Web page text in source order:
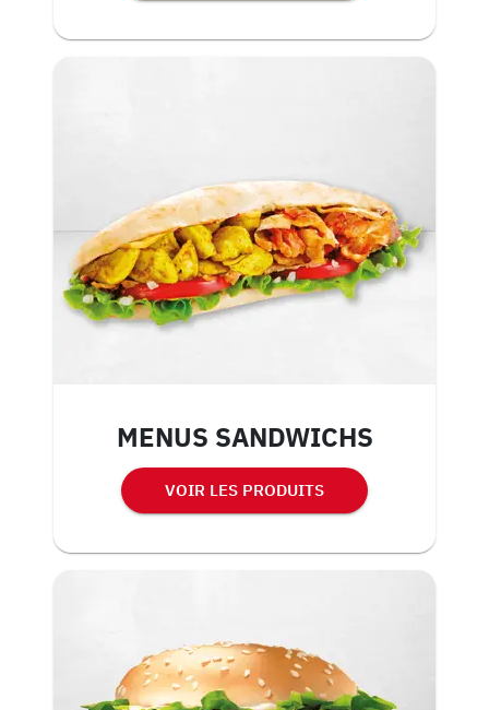
MENUS SANDWICHS
VOIR LES PRODUITS